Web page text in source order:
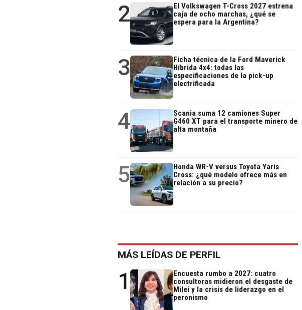
2
El Volkswagen T-Cross 2027 estrena
caja de ocho marchas, ¿qué se
espera para la Argentina?
3
Ficha técnica de la Ford Maverick
Híbrida 4x4: todas las
especificaciones de la pick-up
electrificada
4
Scania suma 12 camiones Super
G460 XT para el transporte minero de
alta montaña
5
Honda WR-V versus Toyota Yaris
Cross: ¿qué modelo ofrece más en
relación a su precio?
MÁS LEÍDAS DE PERFIL
1
Encuesta rumbo a 2027: cuatro
consultoras midieron el desgaste de
Milei y la crisis de liderazgo en el
peronismo